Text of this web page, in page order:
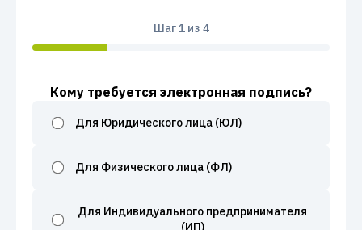
Шаг1из 4
Кому требуется электронная подпись?
Для Юридического лица (ЮЛ)
Для Физического лица (ФЛ)
Для Индивидуального предпринимателя
(ИП)